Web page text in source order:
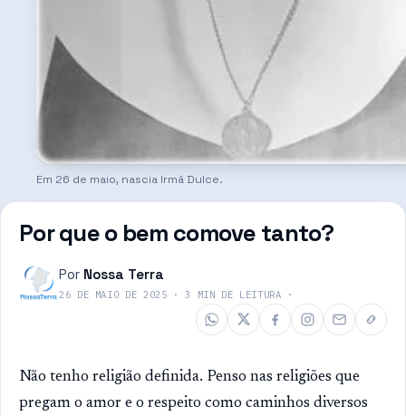
Em 26 de maio, nascia Irmã Dulce.
Por que o bem comove tanto?
Por Nossa Terra
26 DE MAIO DE 2025 ·3 MIN DE LEITURA ·
Não tenho religião definida. Penso nas religiões que
pregam o amor e o respeito como caminhos diversos